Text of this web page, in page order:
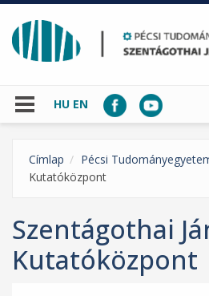
Ugrás a tartalomra
HU EN
Címlap Pécsi
Kutatóközpont
Szentágothai
Kutatóközpont